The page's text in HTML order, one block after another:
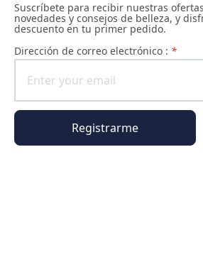
Suscríbete para recibir nuestras
novedades y consejos de belleza, y
descuento en tu primer pedido.
Dirección de correo electrónico : *
Registrarme